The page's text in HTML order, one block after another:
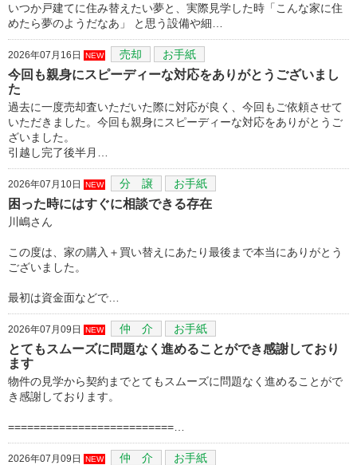
いつか戸建てに住み替えたい夢と、実際見学した時「こんな家に住
めたら夢のようだなあ」 と思う設備や細…
2026年07月16日 NEW 売却 お手紙
今回も親身にスピーディーな対応をありがとうございまし
た
過去に一度売却査いただいた際に対応が良く、今回もご依頼させて
いただきました。今回も親身にスピーディーな対応をありがとうご
ざいました。
引越し完了後半月…
2026年07月10日 NEW 分 譲 お手紙
困った時にはすぐに相談できる存在
川嶋さん
この度は、家の購入＋買い替えにあたり最後まで本当にありがとう
ございました。
最初は資金面などで…
2026年07月09日 NEW 仲 介 お手紙
とてもスムーズに問題なく進めることができ感謝しており
ます
物件の見学から契約までとてもスムーズに問題なく進めることがで
き感謝しております。
==========================…
2026年07月09日 NEW 仲 介 お手紙